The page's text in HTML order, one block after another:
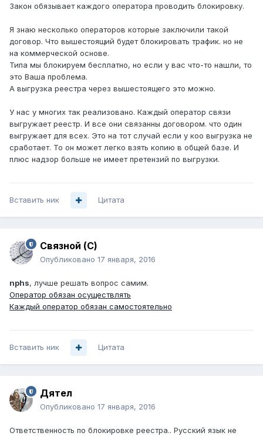
Закон обязывает каждого оператора проводить блокировку.
Я знаю несколько операторов которые заключили такой
договор. Что вышестоящий будет блокировать трафик. но не
на коммерческой основе.
Типа мы блокируем бесплатно, но если у вас что-то нашли, то
это Ваша проблема.
А выгрузка реестра через вышестоящего это можно.
У нас у многих так реализовано. Каждый оператор связи
выгружает реестр. И все они связанны договором. что один
выгружает для всех. Это на тот случай если у коо выгрузка не
сработает. То он может легко взять копию в общей базе. И
плюс надзор больше не имеет претензий по выгрузки.
Вставить ник Цитата
Связной (С)
Опубликовано 17 января, 2016
nphs, лучше решать вопрос самим.
Оператор обязан осуществлять
Каждый оператор обязан самостоятельно
Вставить ник Цитата
Дятел
Опубликовано 17 января, 2016
Ответственность по блокировке реестра.. Русский язык не